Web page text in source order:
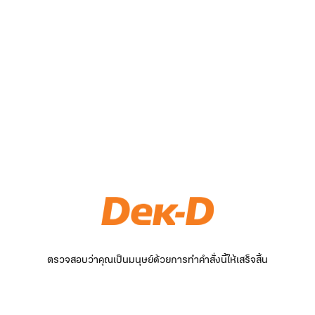
ตรวจสอบว่าคุณเป็นมนุษย์ด้วยการทำคำสั่งนี้ให้เสร็จสิ้น